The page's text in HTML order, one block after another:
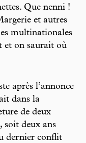
Que nenni !
et autres
multinationales
et on saurait où
après l’annonce
dans la
de deux
soit deux ans
dernier conflit